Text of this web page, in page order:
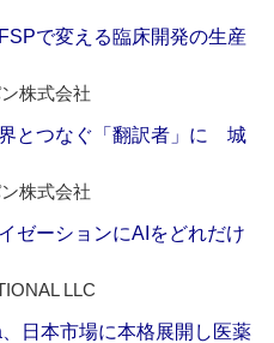
で変える臨床開発の生産
株式会社
界とつなぐ「翻訳者」に 城
株式会社
ゼーションにAIをどれだけ
LLC
日本市場に本格展開し医薬